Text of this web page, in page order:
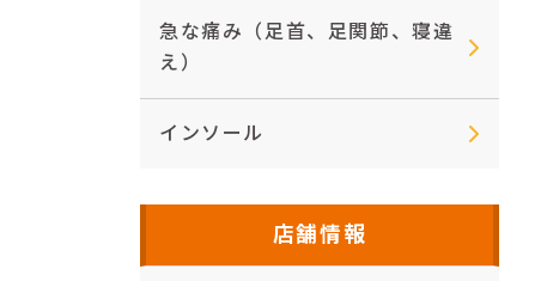
急な痛み（足首、足関節、寝違
え）
インソール
店舗情報